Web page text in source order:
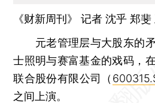
《财新周刊》 记者 沈乎 郑斐
元老管理层与大股东的矛
士照明与赛富基金的戏码，
联合股份有限公司（
之间上演。